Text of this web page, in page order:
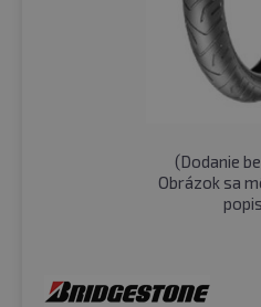
(Dodanie
Obrázok sa